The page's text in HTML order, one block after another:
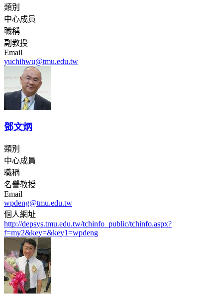
類別
中心成員
職稱
副教授
Email
yuchihwu@tmu.edu.tw
鄧文炳
類別
中心成員
職稱
名譽教授
Email
wpdeng@tmu.edu.tw
個人網址
http://depsys.tmu.edu.tw/tchinfo_public/tchinfo.aspx?
f=my2&key=&key1=wpdeng